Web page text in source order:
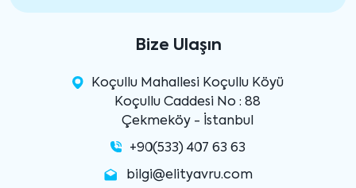
Bize Ulaşın
Koçullu Mahallesi Koçullu Köyü
Koçullu Caddesi No : 88
Çekmeköy - İstanbul
+90(533) 407 63 63
bilgi@elityavru.com